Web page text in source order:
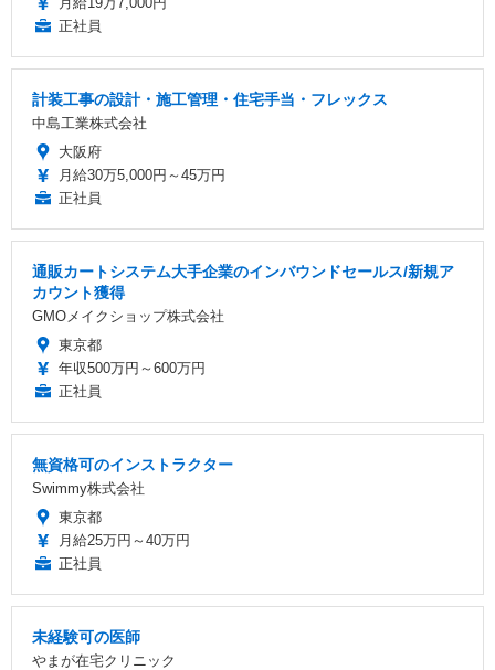
正社員
計装工事の設計・施工管理・住宅手当・フレックス
中島工業株式会社
大阪府
月給30万5,000円～45万円
正社員
通販カートシステム大手企業のインバウンドセールス/新規ア
カウント獲得
GMOメイクショップ株式会社
東京都
年収500万円～600万円
正社員
無資格可のインストラクター
Swimmy株式会社
東京都
月給25万円～40万円
正社員
未経験可の医師
やまが在宅クリニック